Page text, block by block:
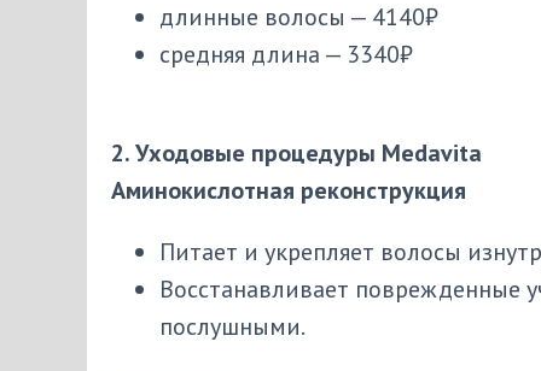
длинные волосы — 4140₽
средняя длина — 3340₽
2. Уходовые процедуры Medavita
Аминокислотная реконструкция
Питает и укрепляет волосы
Восстанавливает поврежденные
послушными.